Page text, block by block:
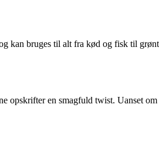
kan bruges til alt fra kød og fisk til
en smagfuld twist. Uanset